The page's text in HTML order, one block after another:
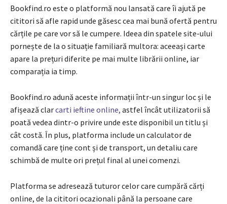
Bookfind.ro este o platformă nou lansată care îi ajută pe
cititori să afle rapid unde găsesc cea mai bună ofertă pentru
cărțile pe care vor să le cumpere. Ideea din spatele site-ului
pornește de la o situație familiară multora: aceeași carte
apare la prețuri diferite pe mai multe librării online, iar
comparația ia timp.
Bookfind.ro adună aceste informații într-un singur loc și le
afișează clarcarti ieftine online, astfel încât utilizatorii să
poată vedea dintr-o privire unde este disponibil un titlu și
cât costă. În plus, platforma include un calculator de
comandă care ține cont și de transport, un detaliu care
schimbă de multe ori prețul final al unei comenzi.
Platforma se adresează tuturor celor care cumpără cărți
online, de la cititori ocazionali până la persoane care